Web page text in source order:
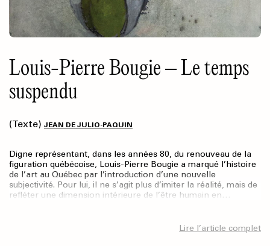
Louis-Pierre Bougie – Le temps
suspendu
(Texte) JEAN DE JULIO-PAQUIN
Digne représentant, dans les années 80, du renouveau de la
figuration québécoise, Louis-Pierre Bougie a marqué l’histoire
de l’art au Québec par l’introduction d’une nouvelle
subjectivité. Pour lui, il ne s’agit plus d’imiter la réalité, mais de
refléter une dimension intérieure de l’être humain en…
Lire l’article complet